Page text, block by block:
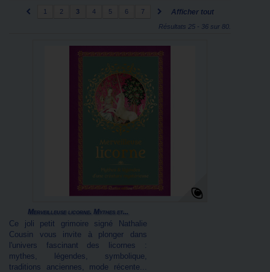
Afficher tout
1 2 3 4 5 6 7
Résultats 25 - 36 sur 80.
Merveilleuse licorne. Mythes et...
Ce joli petit grimoire signé Nathalie
Cousin vous invite à plonger dans
l'univers fascinant des licornes :
mythes, légendes, symbolique,
traditions anciennes, mode récente...